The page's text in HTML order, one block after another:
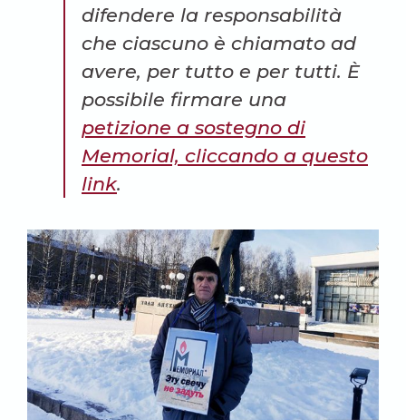
difendere la responsabilità
che ciascuno è chiamato ad
avere, per tutto e per tutti. È
possibile firmare una
petizione a sostegno di
Memorial, cliccando a questo
link.